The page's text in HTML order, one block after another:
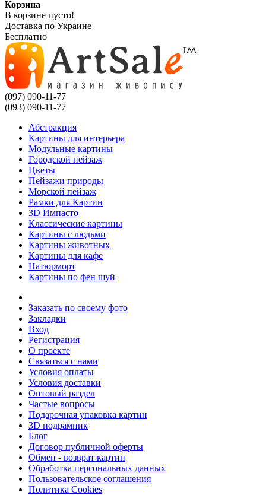
Корзина
В корзине пусто!
Доставка по Украине
Бесплатно
(097) 090-11-77
(093) 090-11-77
Абстракция
Картины для интерьера
Модульные картины
Городской пейзаж
Цветы
Пейзажи природы
Морской пейзаж
Рамки для Картин
3D Импасто
Классические картины
Картины с людьми
Картины животных
Картины для кафе
Натюрморт
Картины по фен шуй
Заказать по своему фото
Закладки
Вход
Регистрация
О проекте
Связаться с нами
Условия оплаты
Условия доставки
Оптовый раздел
Частые вопросы
Подарочная упаковка картин
3D подрамник
Блог
Договор публичной оферты
Обмен - возврат картин
Обработка персональных данных
Пользовательское соглашения
Политика Cookies